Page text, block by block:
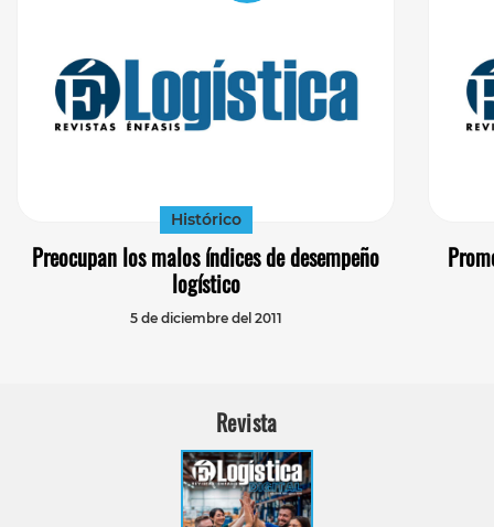
Histórico
Preocupan los malos índices de desempeño
logístico
5 de diciembre del 2011
Revista